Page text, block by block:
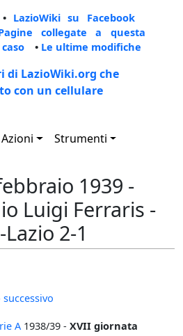
LazioWiki su Facebook
collegate a questa
• Le ultime modifiche
di LazioWiki.org che
con un cellulare
Azioni Strumenti
1939 -
Luigi Ferraris -
2-1
A 1938/39 - XVII giornata